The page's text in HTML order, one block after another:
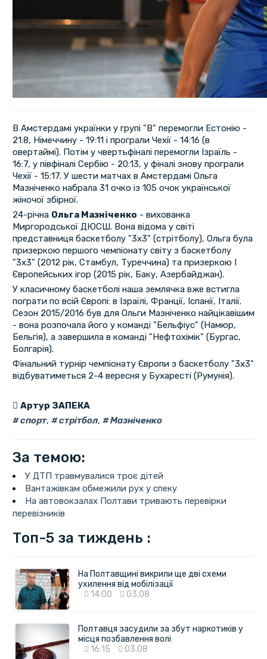
В Амстердамі українки у групі "В" перемогли Естонію -
21:8, Німеччину - 19:11 і програли Чехії - 14:16 (в
овертаймі). Потім у чвертьфіналі перемогли Ізраїль -
16:7, у півфіналі Сербію - 20:13, у фіналі знову програли
Чехії - 15:17. У шести матчах в Амстердамі Ольга
Мазніченко набрала 31 очко із 105 очок української
жіночої збірної.
24-річна Ольга Мазніченко - вихованка
Миргородської ДЮСШ. Вона відома у світі
представниця баскетболу "3х3" (стрітболу), Ольга була
призеркою першого чемпіонату світу з баскетболу
"3х3" (2012 рік, Стамбул, Туреччина) та призеркою І
Європейських ігор (2015 рік, Баку, Азербайджан).
У класичному баскетболі наша землячка вже встигла
пограти по всій Європі: в Ізраїлі, Франції, Іспанії, Італії.
Сезон 2015/2016 був для Ольги Мазніченко найцікавішим
- вона розпочала його у команді "Бельфіус" (Намюр,
Бельгія), а завершила в команді "Нефтохімік" (Бургас,
Болгарія).
Фінальний турнір чемпіонату Європи з баскетболу "3х3"
відбуватиметься 2-4 вересня у Бухаресті (Румунія).
Артур ЗАПЕКА
спорт, стрітбол, Мазніченко
За темою:
У ДТП травмувалися троє дітей
Вантажівкам обмежили рух у спеку
На автовокзалах Полтави тривають перевірки
перевізників
Топ-5 за тиждень :
На Полтавщині викрили ще дві схеми
ухилення від мобілізації
14:00
03.08
Полтавця засудили за збут наркотиків у
місця позбавлення волі
16:15
03.08